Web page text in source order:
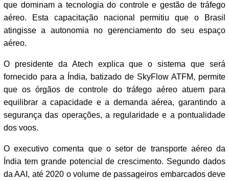
que dominam a tecnologia do controle e gestão de tráfego
aéreo. Esta capacitação nacional permitiu que o Brasil
atingisse a autonomia no gerenciamento do seu espaço
aéreo.
O presidente da Atech explica que o sistema que será
fornecido para a Índia, batizado de SkyFlow ATFM, permite
que os órgãos de controle do tráfego aéreo atuem para
equilibrar a capacidade e a demanda aérea, garantindo a
segurança das operações, a regularidade e a pontualidade
dos voos.
O executivo comenta que o setor de transporte aéreo da
Índia tem grande potencial de crescimento. Segundo dados
da AAI, até 2020 o volume de passageiros embarcados deve